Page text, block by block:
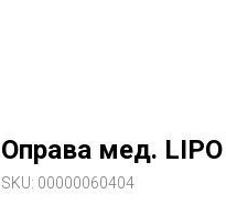
Оправа мед.
SKU: 00000060404